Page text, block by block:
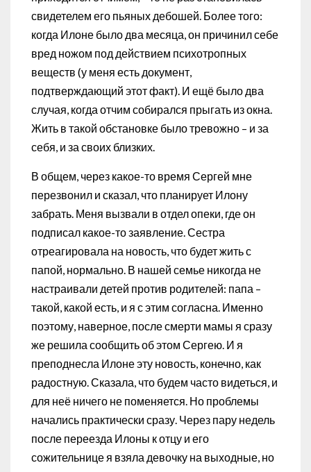
свидетелем его пьяных дебошей. Более того:
когда Илоне было два месяца, он причинил себе
вред ножом под действием психотропных
веществ (у меня есть документ,
подтверждающий этот факт). И ещё было два
случая, когда отчим собирался прыгать из окна.
Жить в такой обстановке было тревожно – и за
себя, и за своих близких.
В общем, через какое-то время Сергей мне
перезвонил и сказал, что планирует Илону
забрать. Меня вызвали в отдел опеки, где он
подписал какое-то заявление. Сестра
отреагировала на новость, что будет жить с
папой, нормально. В нашей семье никогда не
настраивали детей против родителей: папа –
такой, какой есть, и я с этим согласна. Именно
поэтому, наверное, после смерти мамы я сразу
же решила сообщить об этом Сергею. И я
преподнесла Илоне эту новость, конечно, как
радостную. Сказала, что будем часто видеться, и
для неё ничего не поменяется. Но проблемы
начались практически сразу. Через пару недель
после переезда Илоны к отцу и его
сожительнице я взяла девочку на выходные, но